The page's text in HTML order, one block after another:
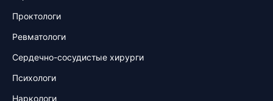
Проктологи
Ревматологи
Сердечно-сосудистые хирурги
Психологи
Наркологи